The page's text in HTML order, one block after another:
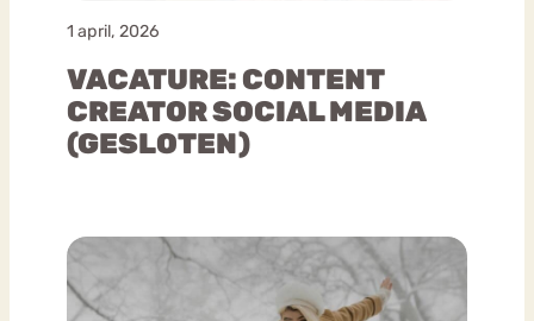
1 april, 2026
VACATURE: CONTENT
CREATOR SOCIAL MEDIA
(GESLOTEN)